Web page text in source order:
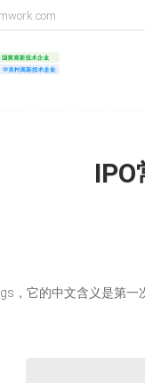
，它的中文含义是第